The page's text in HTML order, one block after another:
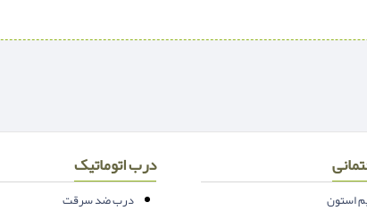
استون
درب اتوماتیک
درب ضد سرقت